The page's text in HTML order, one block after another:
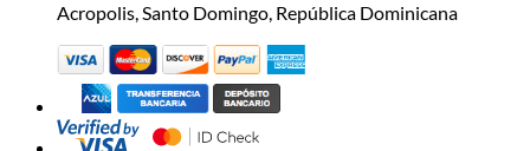
Acropolis, Santo Domingo, República Dominicana